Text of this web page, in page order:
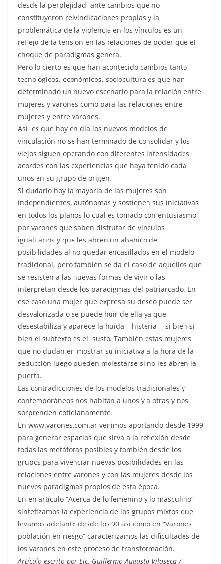
desde la perplejidad ante cambios que no
constituyeron reivindicaciones propias y la
problemática de la violencia en los vínculos es un
reflejo de la tensión en las relaciones de poder que el
choque de paradigmas genera.
Pero lo cierto es que han acontecido cambios tanto
tecnológicos, económicos, socioculturales que han
determinado un nuevo escenario para la relación entre
mujeres y varones como para las relaciones entre
mujeres y entre varones.
Así es que hoy en día los nuevos modelos de
vinculación no se han terminado de consolidar y los
viejos siguen operando con diferentes intensidades
acordes con las experiencias que haya tenido cada
unos en su grupo de origen.
Si dudarlo hoy la mayoría de las mujeres son
independientes, autónomas y sostienen sus iniciativas
en todos los planos lo cual es tomado con entusiasmo
por varones que saben disfrutar de vínculos
igualitarios y que les abren un abanico de
posibilidades al no quedar encasillados en el modelo
tradicional, pero también se da el caso de aquellos que
se resisten a las nuevas formas de vivir o las
interpretan desde los paradigmas del patriarcado. En
ese caso una mujer que expresa su deseo puede ser
desvalorizada o se puede huir de ella ya que
desestabiliza y aparece la huida – histeria -, si bien si
bien el subtexto es el susto. También estas mujeres
que no dudan en mostrar su iniciativa a la hora de la
seducción luego pueden molestarse si no les abren la
puerta.
Las contradicciones de los modelos tradicionales y
contemporáneos nos habitan a unos y a otras y nos
sorprenden cotidianamente.
En www.varones.com.ar venimos aportando desde 1999
para generar espacios que sirva a la reflexión desde
todas las metáforas posibles y también desde los
grupos para vivenciar nuevas posibilidades en las
relaciones entre varones y con las mujeres desde los
nuevos paradigmas propios de esta época.
En en artículo “Acerca de lo femenino y lo masculino”
sintetizamos la experiencia de los grupos mixtos que
levamos adelante desde los 90 asi como en “Varones
población en riesgo” caracterizamos las dificultades de
los varones en este proceso de transformación.
Artículo escrito por Lic. Guillermo Augusto Vilaseca /